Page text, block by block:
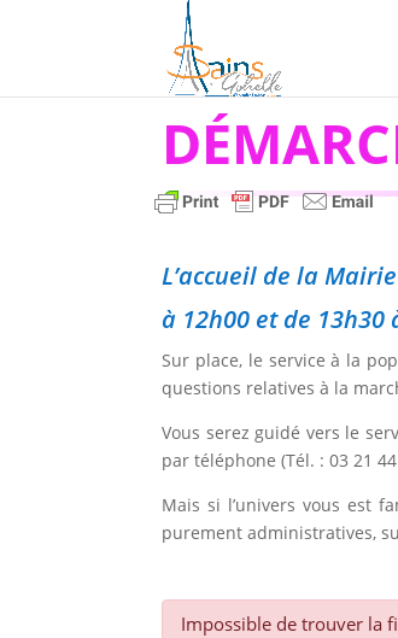
L’accueil de la
à 12h00 et de 13h30
Sur place, le service à la
questions relatives à la
Vous serez guidé vers le
par téléphone (Tél. : 03 21
Mais si l’univers vous est
purement administratives,
Impossible de trouver la